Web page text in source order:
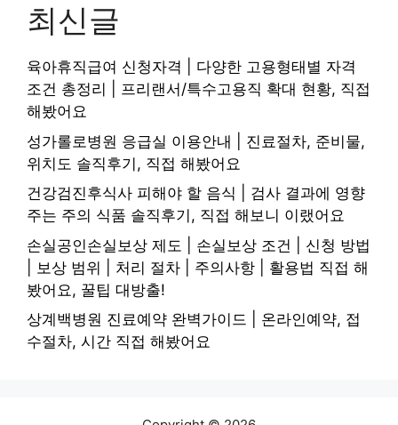
최신글
육아휴직급여 신청자격 | 다양한 고용형태별 자격
조건 총정리 | 프리랜서/특수고용직 확대 현황, 직접
해봤어요
성가롤로병원 응급실 이용안내 | 진료절차, 준비물,
위치도 솔직후기, 직접 해봤어요
건강검진후식사 피해야 할 음식 | 검사 결과에 영향
주는 주의 식품 솔직후기, 직접 해보니 이랬어요
손실공인손실보상 제도 | 손실보상 조건 | 신청 방법
| 보상 범위 | 처리 절차 | 주의사항 | 활용법 직접 해
봤어요, 꿀팁 대방출!
상계백병원 진료예약 완벽가이드 | 온라인예약, 접
수절차, 시간 직접 해봤어요